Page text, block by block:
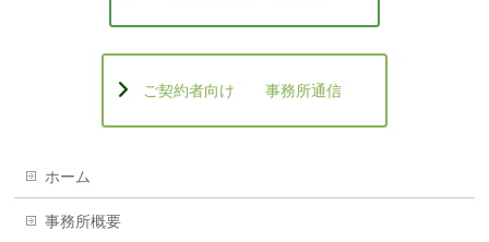
ご契約者向け 事務所通信
ホーム
事務所概要